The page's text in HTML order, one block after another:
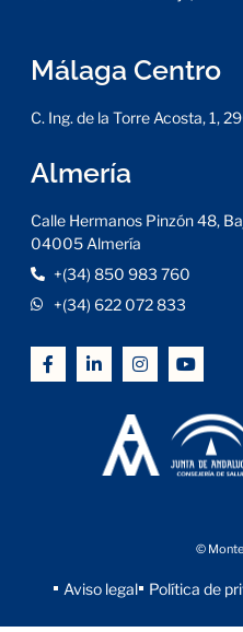
Málaga Centro
C. Ing. de la Torre Acosta, 1,
Almería
Calle Hermanos Pinzón 48,
04005 Almería
+(34) 850 983 760
+(34) 622 072 833
©
Aviso legal Política de